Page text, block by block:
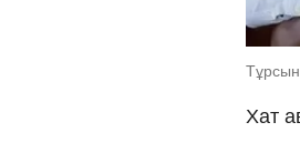
Тұрсын
Хат